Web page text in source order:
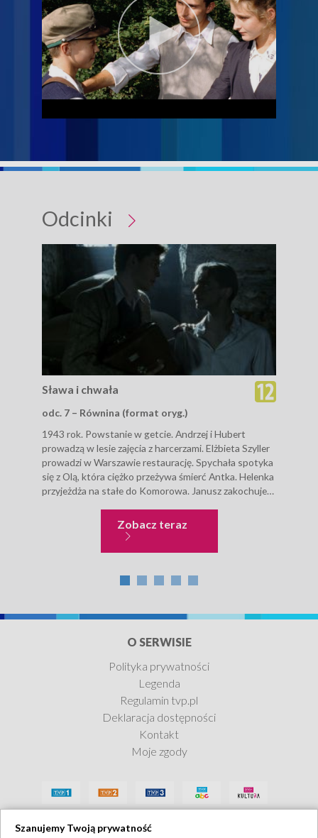
Odcinki
Sława i chwała
odc. 7 – Równina (format oryg.)
1943 rok. Powstanie w getcie. Andrzej i Hubert
prowadzą w lesie zajęcia z harcerzami. Elżbieta Szyller
prowadzi w Warszawie restaurację. Spychała spotyka
się z Olą, która ciężko przeżywa śmierć Antka. Helenka
przyjeżdża na stałe do Komorowa. Janusz zakochuje
Zobacz terazSława i chwała
O SERWISIE
Polityka prywatności
Legenda
Regulamin tvp.pl
Deklaracja dostępności
Kontakt
Moje zgody
Szanujemy Twoją prywatność